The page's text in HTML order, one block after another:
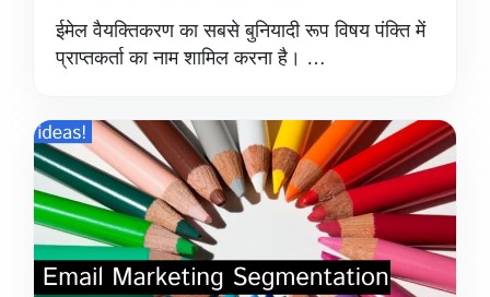
ईमेल वैयक्तिकरण का सबसे बुनियादी रूप विषय पंक्ति में
प्राप्तकर्ता का नाम शामिल करना है। …